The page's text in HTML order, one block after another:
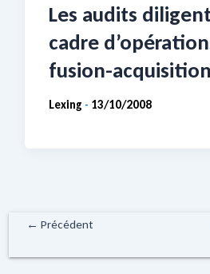
Les audits
cadre
fusion-acquisition
Lexing - 13/10/2008
← Précédent